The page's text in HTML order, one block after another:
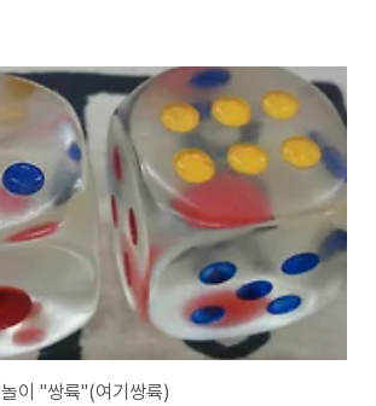
으로 말을 다빼면 이기는 경기이다. 흑집은 백의 말이
나온숫자만큼 이동하면 된다. 단) 이동시 두개이상의
없으나 한개의 말이 움직일수 있을때는 잡히게 되며
시작하게된다. 백집은 흑의 말이 두개(2대장)가 있는
다. 단) 백과 흑이 각자의 집에 다 이동하면 주사위를
이 "쌍륙"(여기쌍륙)